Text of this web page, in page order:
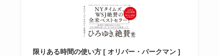
限りある時間の使い方 [ オリバー・バークマン ]